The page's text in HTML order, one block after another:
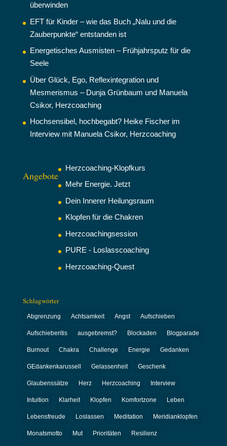
überwinden
EFT für Kinder – wie das Buch „Nalu und die
Zauberpunkte“ entstanden ist
Energetisches Ausmisten – Frühjahrsputz für die
Seele
Über Glück, Ego, Reflexintegration und
Mesmerismus – Dunja Grünbaum und Manuela
Csikor, Herzcoaching
Hochsensibel, hochbegabt? Heike Fischer im
Interview mit Manuela Csikor, Herzcoaching
Angebote
Herzcoaching-Klopfkurs
Mehr Energie. Jetzt
Dein Innerer Heilungsraum
Klopfen für die Chakren
Herzcoachingsession
PURE - Loslasscoaching
Herzcoaching-Quest
Schlagwörter
Abgrenzung Achtsamkeit Angst Aufschieben
Aufschieberitis ausgebremst? Blockaden Blogparade
Burnout Chakra Challenge Energie Gedanken
GEdankenkarussell Gelassenheit Geschenk
Glaubenssätze Herz Herzcoaching Interview
Intuition Klarheit Klopfen Komfortzone Leben
Lebensfreude Loslassen Meditation Meridianklopfen
Monatsmotto Mut Prioritäten Resilienz